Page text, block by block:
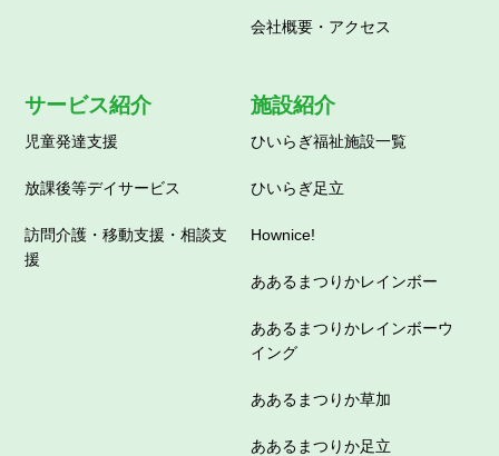
会社概要・アクセス
サービス紹介
児童発達支援
放課後等デイサービス
訪問介護・移動支援・相談支
援
施設紹介
ひいらぎ福祉施設一覧
ひいらぎ足立
Hownice!
ああるまつりかレインボー
ああるまつりかレインボーウ
イング
ああるまつりか草加
ああるまつりか足立